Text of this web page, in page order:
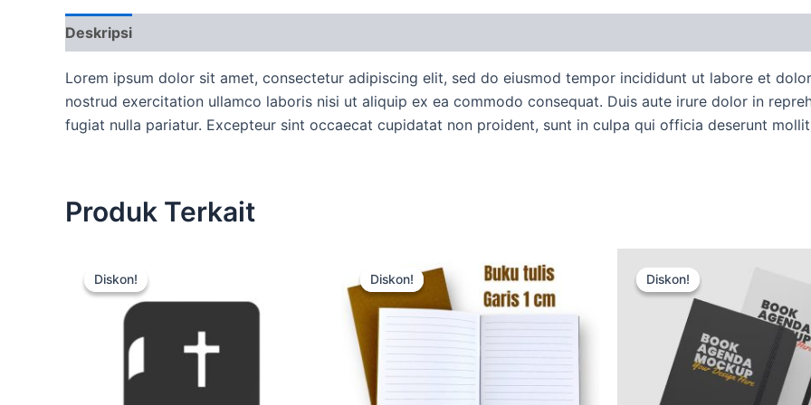
Deskripsi
Lorem ipsum dolor sit amet, consectetur adipiscing elit, sed do eiusmod tempor incididunt ut labore et
nostrud exercitation ullamco laboris nisi ut aliquip ex ea commodo consequat. Duis aute irure dolor in
fugiat nulla pariatur. Excepteur sint occaecat cupidatat non proident, sunt in culpa qui officia deserunt
Produk Terkait
Diskon!
Diskon!
aslinya
adalah:
Rp15.000.adalah:
Diskon!
Diskon!
aslinya
adalah:
Rp15.000.
saat
adalah:
Rp12.500.
Diskon!
Diskon!
aslinya
adalah:
Rp15.000.
adalah:
Rp12.500.